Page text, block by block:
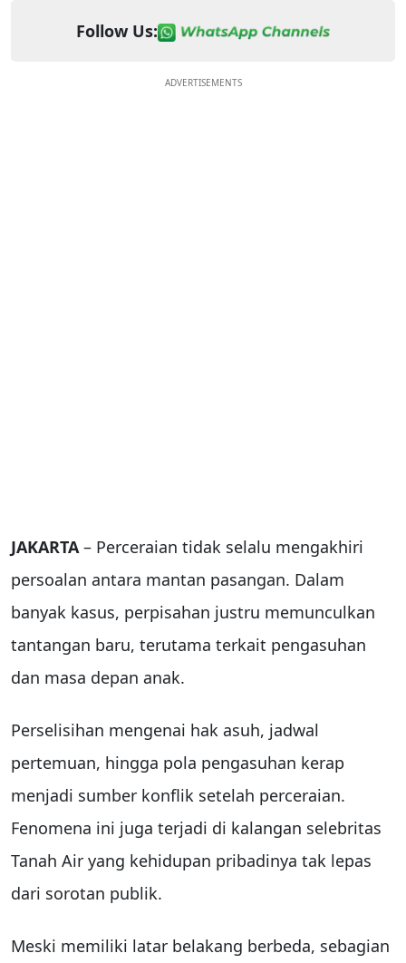
Follow Us:
ADVERTISEMENTS
JAKARTA– Perceraian tidak selalu mengakhiri
persoalan antara mantan pasangan. Dalam
banyak kasus, perpisahan justru memunculkan
tantangan baru, terutama terkait pengasuhan
dan masa depan anak.
Perselisihan mengenai hak asuh, jadwal
pertemuan, hingga pola pengasuhan kerap
menjadi sumber konflik setelah perceraian.
Fenomena ini juga terjadi di kalangan selebritas
Tanah Air yang kehidupan pribadinya tak lepas
dari sorotan publik.
Meski memiliki latar belakang berbeda, sebagian